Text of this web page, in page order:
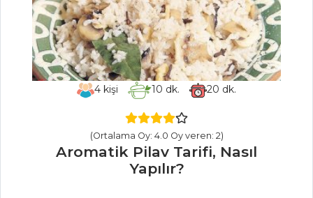
İÇECEKLER
Kızılcık Şerbeti
Tarifi, Nasıl Yapılır?
Şerbeti Tarifi, Nasıl
Yapılır?
Safran Şerbeti
4kişi 10 dk. 20 dk.
(Ortalama Oy: 4.0 Oy veren: 2)
Aromatik Pilav Tarifi, Nasıl
Yapılır?